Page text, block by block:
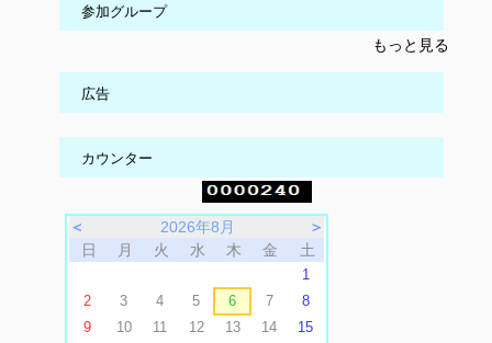
参加グループ
もっと見る
広告
カウンター
＜ 2026年8月
＞
日
月 火 水 木 金 土
1
2
3 4 5 6 7
8
9
10 11 12 13 14
15